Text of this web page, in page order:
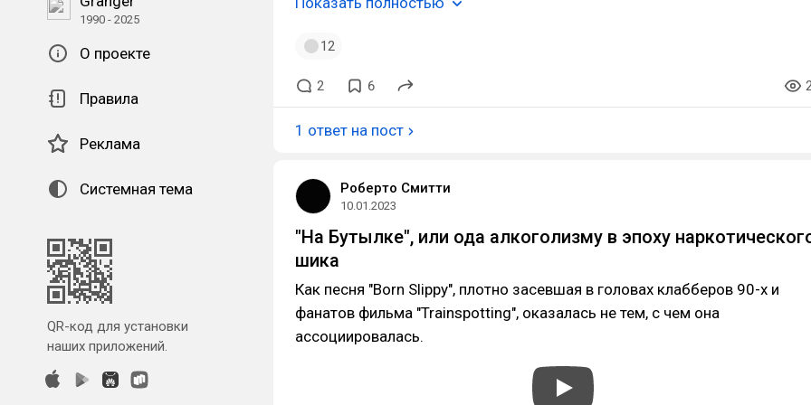
1990 - 2025
О проекте
Правила
Реклама
Системная тема
QR-код для установки
наших приложений.
12
2 6
1 ответ на пост
Роберто Смитти
10.01.2023
"На Бутылке", или ода алкоголизму в эпоху
шика
Как песня "Born Slippy", плотно засевшая в головах клабберов 90-х и
фанатов фильма "Trainspotting", оказалась не тем, с чем она
ассоциировалась.